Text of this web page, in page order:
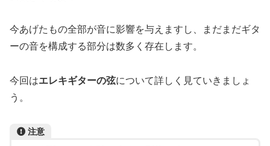
今あげたもの全部が音に影響を与えますし、まだまだギタ
ーの音を構成する部分は数多く存在します。
今回はエレキギターの弦について詳しく見ていきましょ
う。
注意